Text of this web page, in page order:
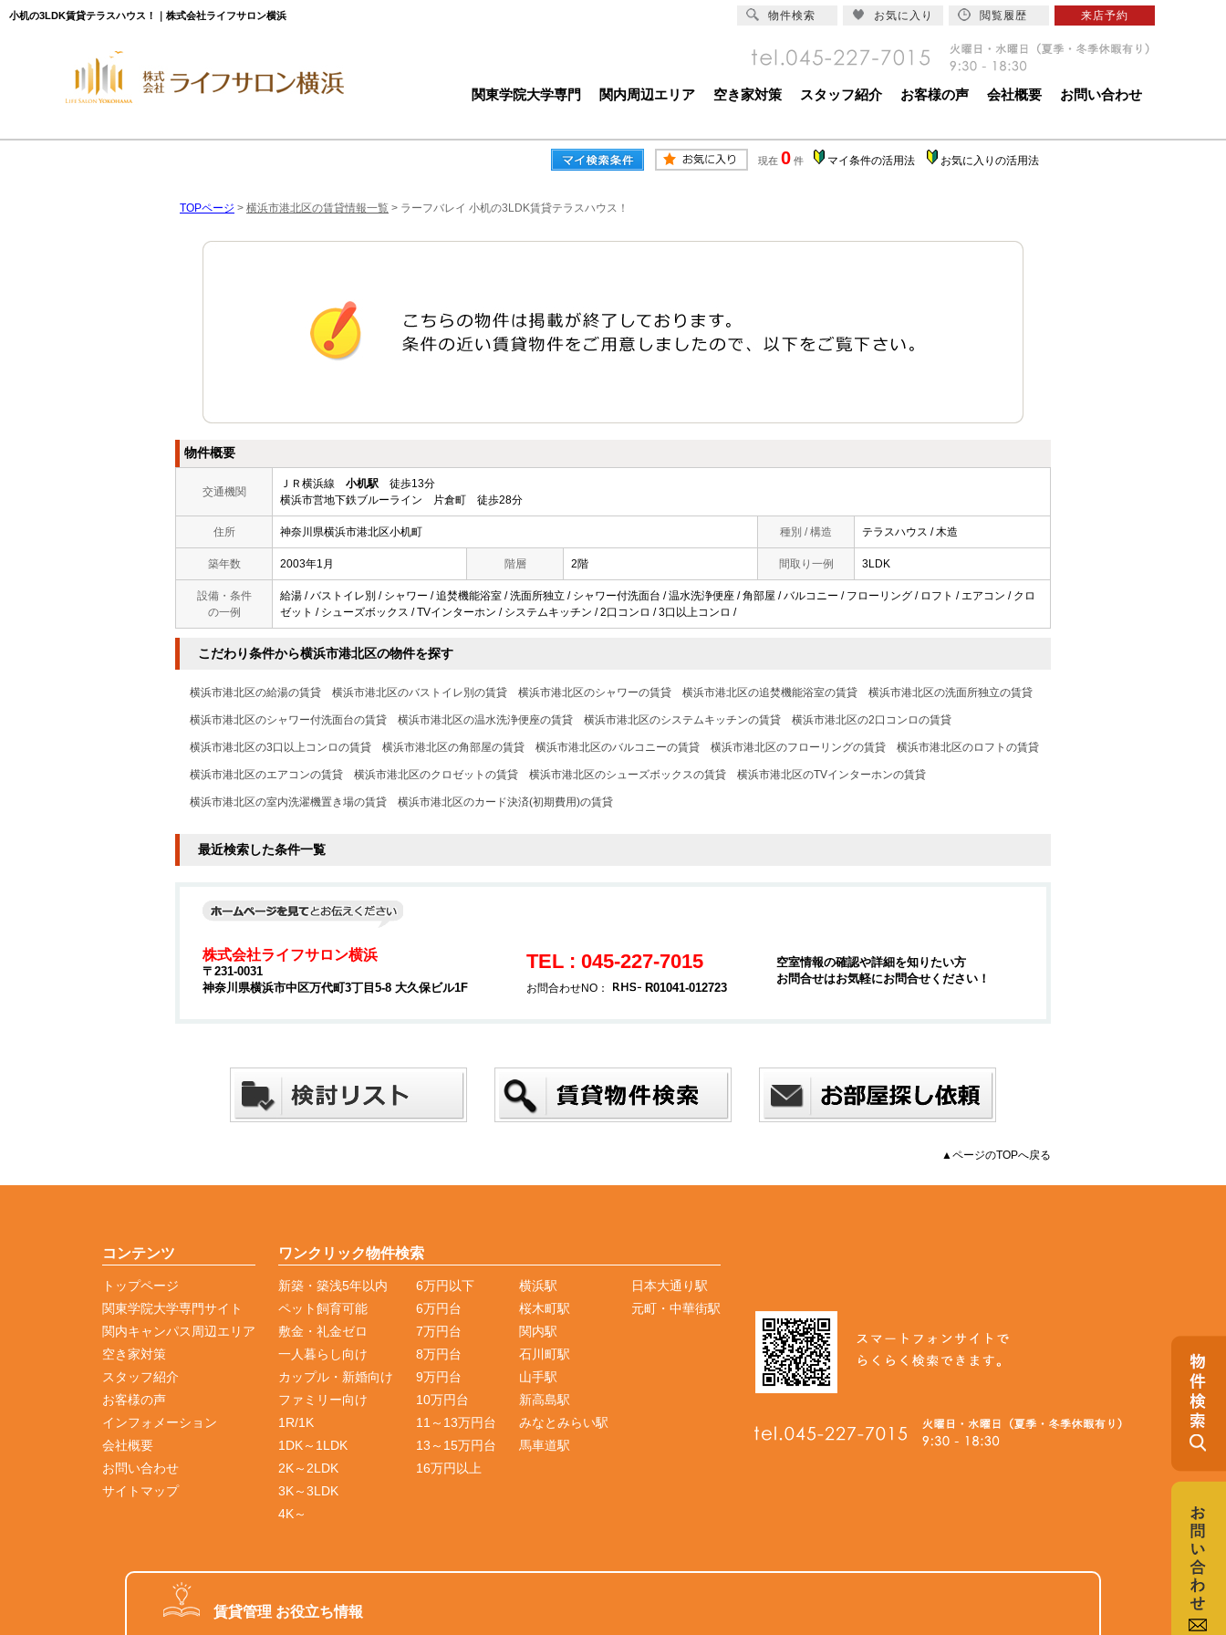
小机の3LDK賃貸テラスハウス！｜株式会社ライフサロン横浜
関東学院大学専門 関内周辺エリア 空き家対策 スタッフ紹介 お客様の声 会社概要 お問い合わせ
現在 0 件 マイ条件の活用法 お気に入りの活用法
TOPページ > 横浜市港北区の賃貸情報一覧 > ラーフバレイ 小机の3LDK賃貸テラスハウス！
物件概要
交通機関
ＪＲ横浜線 小机駅 徒歩13分
横浜市営地下鉄ブルーライン 片倉町 徒歩28分
住所 神奈川県横浜市港北区小机町 種別 / 構造 テラスハウス / 木造
築年数 2003年1月 階層 2階 間取り一例 3LDK
設備・条件
の一例
給湯 / バストイレ別 / シャワー / 追焚機能浴室 / 洗面所独立 / シャワー付洗面台 / 温水洗浄便座 / 角部屋 / バルコニー / フローリング / ロフト / エアコン / クロ
ゼット / シューズボックス / TVインターホン / システムキッチン / 2口コンロ / 3口以上コンロ /
こだわり条件から横浜市港北区の物件を探す
横浜市港北区の給湯の賃貸 横浜市港北区のバストイレ別の賃貸 横浜市港北区のシャワーの賃貸 横浜市港北区の追焚機能浴室の賃貸 横浜市港北区の洗面所独立の賃貸
横浜市港北区のシャワー付洗面台の賃貸 横浜市港北区の温水洗浄便座の賃貸 横浜市港北区のシステムキッチンの賃貸 横浜市港北区の2口コンロの賃貸
横浜市港北区の3口以上コンロの賃貸 横浜市港北区の角部屋の賃貸 横浜市港北区のバルコニーの賃貸 横浜市港北区のフローリングの賃貸 横浜市港北区のロフトの賃貸
横浜市港北区のエアコンの賃貸 横浜市港北区のクロゼットの賃貸 横浜市港北区のシューズボックスの賃貸 横浜市港北区のTVインターホンの賃貸
横浜市港北区の室内洗濯機置き場の賃貸 横浜市港北区のカード決済(初期費用)の賃貸
最近検索した条件一覧
株式会社ライフサロン横浜
〒231-0031
神奈川県横浜市中区万代町3丁目5-8 大久保ビル1F
TEL : 045-227-7015
お問合わせNO： R01041-012723
空室情報の確認や詳細を知りたい方
お問合せはお気軽にお問合せください！
▲ページのTOPへ戻る
コンテンツ
トップページ
関東学院大学専門サイト
関内キャンパス周辺エリア
空き家対策
スタッフ紹介
お客様の声
インフォメーション
会社概要
お問い合わせ
サイトマップ
ワンクリック物件検索
新築・築浅5年以内
ペット飼育可能
敷金・礼金ゼロ
一人暮らし向け
カップル・新婚向け
ファミリー向け
1R/1K
1DK～1LDK
2K～2LDK
3K～3LDK
4K～
6万円以下
6万円台
7万円台
8万円台
9万円台
10万円台
11～13万円台
13～15万円台
16万円以上
横浜駅
桜木町駅
関内駅
石川町駅
山手駅
新高島駅
みなとみらい駅
馬車道駅
日本大通り駅
元町・中華街駅
賃貸管理 お役立ち情報
物件検索 お気に入り 閲覧履歴 来店予約